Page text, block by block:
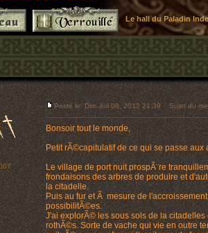
Le hall du Paladin
Posté le: Dim Juil 08, 2012 21:39 Sujet du
Bonsoir tout le monde,
Petit rÃ©capitulatif de ce qui se passe
Le village de port nuit prospÃ¨re
frondaisons des arbres de produire et
la citadelle.
Puis au fur et Ã mesure de
possibilitÃ©es.
J'ai explorÃ© les sous sols de la
rothÃ©s. Sorte de vache qui vie en outre